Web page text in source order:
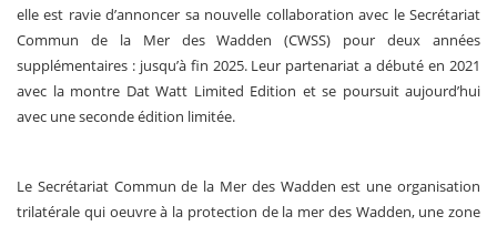
elle est ravie d’annoncer sa nouvelle collaboration avec le Secrétariat
Commun de la Mer des Wadden (CWSS) pour deux années
supplémentaires : jusqu’à fin 2025. Leur partenariat a débuté en 2021
avec la montre Dat Watt Limited Edition et se poursuit aujourd’hui
avec une seconde édition limitée.
Le Secrétariat Commun de la Mer des Wadden est une organisation
trilatérale qui oeuvre à la protection de la mer des Wadden, une zone